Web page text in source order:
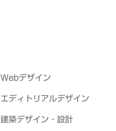
Webデザイン
エディトリアルデザイン
建築デザイン・設計